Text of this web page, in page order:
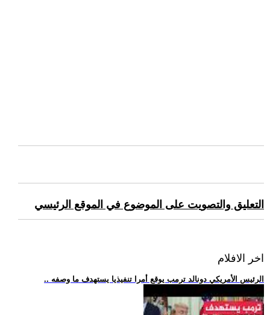
التعليق والتصويت على الموضوع في الموقع الرئيسي
اخر الافلام
.. الرئيس الأمريكي دونالد ترمب يوقع أمرا تنفيذيا يستهدف ما وصفه